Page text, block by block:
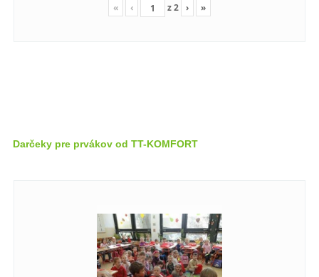
« ‹ z2 › »
Darčeky pre prvákov od TT-KOMFORT